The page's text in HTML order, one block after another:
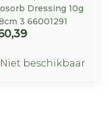
Dressing 10g
3 66001291
Niet beschikbaar